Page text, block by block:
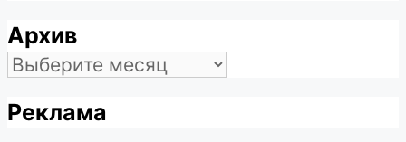
Архив
Архив
Реклама